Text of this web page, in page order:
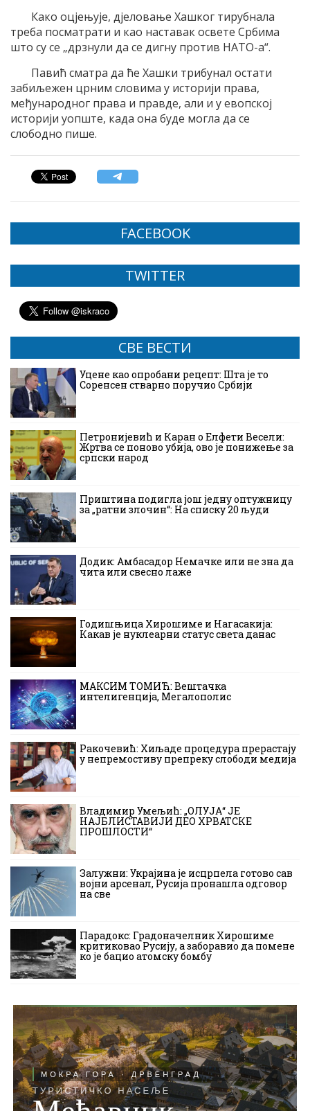
Како оцјењује, дјеловање Хашког тирубнала
треба посматрати и као наставак освете Србима
што су се „дрзнули да се дигну против НАТО-а“.
Павић сматра да ће Хашки трибунал остати
забиљежен црним словима у историји права,
међународног права и правде, али и у евопској
историји уопште, када она буде могла да се
слободно пише.
FACEBOOK
TWITTER
СВЕ ВЕСТИ
Уцене као опробани рецепт: Шта је то
Соренсен стварно поручио Србији
Петронијевић и Каран о Елфети Весели:
Жртва се поново убија, ово је понижење за
српски народ
Приштина подигла још једну оптужницу
за „ратни злочин“: На списку 20 људи
Додик: Амбасадор Немачке или не зна да
чита или свесно лаже
Годишњица Хирошиме и Нагасакија:
Какав је нуклеарни статус света данас
МАКСИМ ТОМИЋ: Вештачка
интелигенција, Мегалополис
Ракочевић: Хиљаде процедура прерастају
у непремостиву препреку слободи медија
Владимир Умељић: „ОЛУЈА“ ЈЕ
НАЈБЛИСТАВИЈИ ДЕО ХРВАТСКЕ
ПРОШЛОСТИ“
Залужни: Украјина је исцрпела готово сав
војни арсенал, Русија пронашла одговор
на све
Парадокс: Градоначелник Хирошиме
критиковао Русију, а заборавио да помене
ко је бацио атомску бомбу